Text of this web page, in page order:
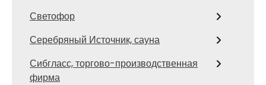
Светофор
Серебряный Источник, сауна
Сибгласс, торгово-производственная
фирма